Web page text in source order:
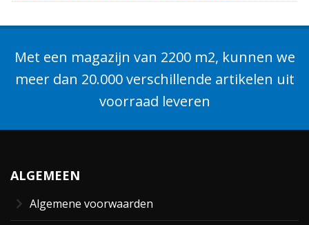
Met een magazijn van 2200 m2, kunnen we
meer dan 20.000 verschillende artikelen uit
voorraad leveren
ALGEMEEN
Algemene voorwaarden